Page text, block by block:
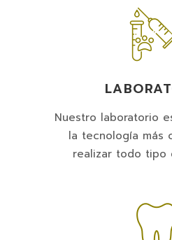
Nuestro laboratorio
la tecnología más
realizar todo tipo